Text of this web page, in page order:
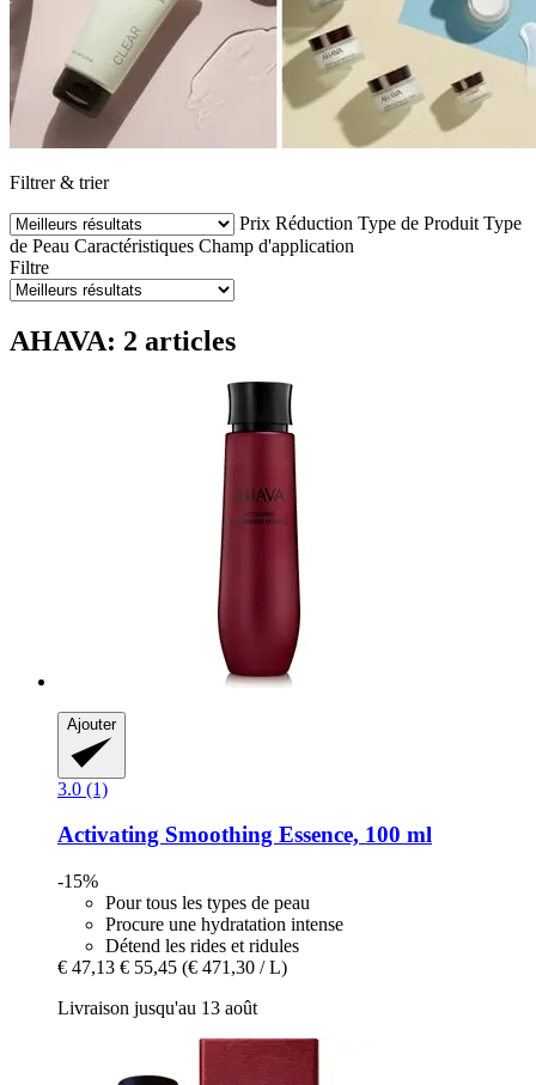
Filtrer & trier
Prix Réduction Type de Produit Type
de Peau Caractéristiques Champ d'application
Filtre
AHAVA: 2 articles
Ajouter
3.0 (1)
Activating Smoothing Essence, 100 ml
-15%
Pour tous les types de peau
Procure une hydratation intense
Détend les rides et ridules
€ 47,13 € 55,45 (€ 471,30 / L)
Livraison jusqu'au 13 août